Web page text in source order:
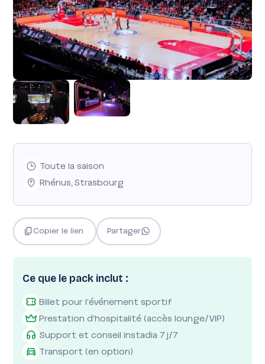
Toute la saison
Rhénus,Strasbourg
Copier le lien Partager
Ce que le pack inclut :
Billet pour l'événement sportif
Prestation d'hospitalité (accès lounge/VIP)
Support et conseil instadia 7j/7
Transport (en option)